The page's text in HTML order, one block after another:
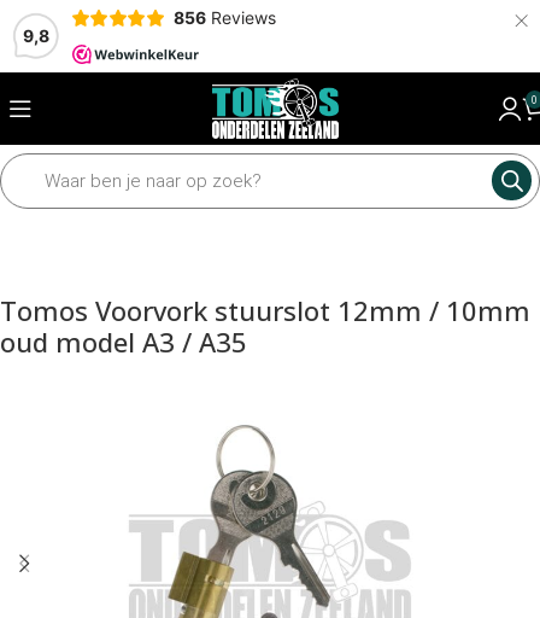
9,8
856 Reviews ×
0
Home Framedelen Voorvork Voorvork toebehoren
Tomos Voorvork stuurslot 12mm / 10mm
oud model A3 / A35